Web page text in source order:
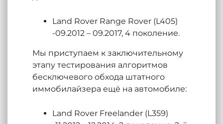
Land Rover Range Rover (L405)
-09.2012 – 09.2017, 4 поколение.
Мы приступаем к заключительному
этапу тестирования алгоритмов
бесключевого обхода штатного
иммобилайзера ещё на автомобиле:
Land Rover Freelander (L359)